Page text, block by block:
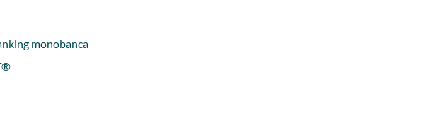
monobanca